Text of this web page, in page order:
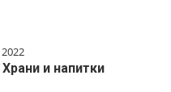
и напитки